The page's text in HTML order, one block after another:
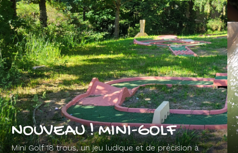
NOUVEAU ! MINI-GOLF
Mini Golf 18 trous, un jeu ludique et de précision à